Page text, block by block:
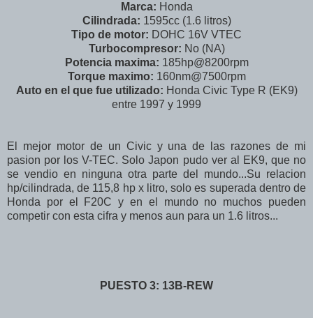
Marca: Honda
Cilindrada: 1595cc (1.6 litros)
Tipo de motor: DOHC 16V VTEC
Turbocompresor: No (NA)
Potencia maxima: 185hp@8200rpm
Torque maximo: 160nm@7500rpm
Auto en el que fue utilizado: Honda Civic Type R (EK9)
entre 1997 y 1999
El mejor motor de un Civic y una de las razones de mi
pasion por los V-TEC. Solo Japon pudo ver al EK9, que no
se vendio en ninguna otra parte del mundo...Su relacion
hp/cilindrada, de 115,8 hp x litro, solo es superada dentro de
Honda por el F20C y en el mundo no muchos pueden
competir con esta cifra y menos aun para un 1.6 litros...
PUESTO 3: 13B-REW